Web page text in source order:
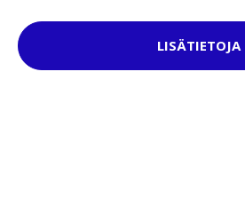
LISÄTIETOJA